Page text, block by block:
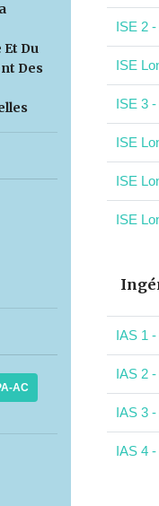
Et Du
Des
AC
ISE 2
ISE
ISE 3
ISE
ISE
ISE
IAS 1
IAS 2
IAS 3
IAS 4